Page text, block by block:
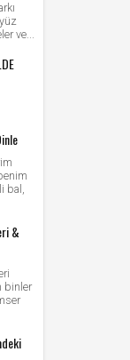
ve...
bal,
&
binler